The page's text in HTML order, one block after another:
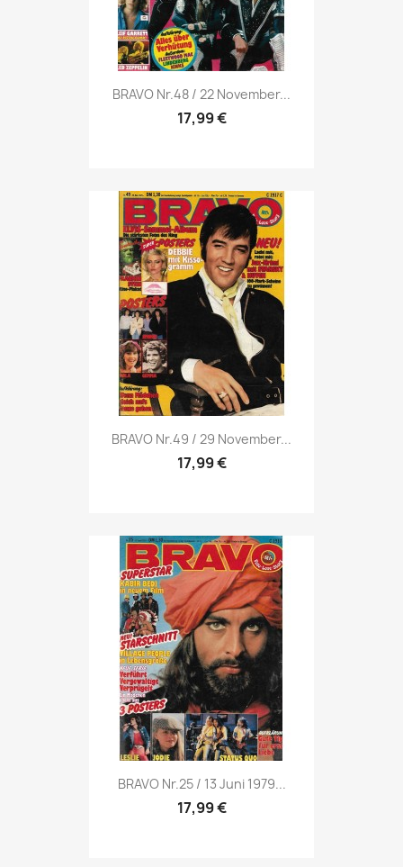
Vorschau
BRAVO Nr.48 / 22 November...
17,99 €
Vorschau
BRAVO Nr.49 / 29 November...
17,99 €
Vorschau
BRAVO Nr.25 / 13 Juni 1979...
17,99 €